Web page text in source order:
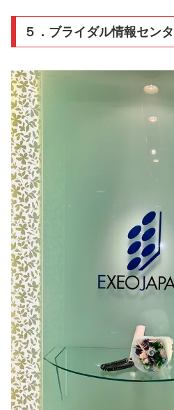
５．ブライダル情報セン